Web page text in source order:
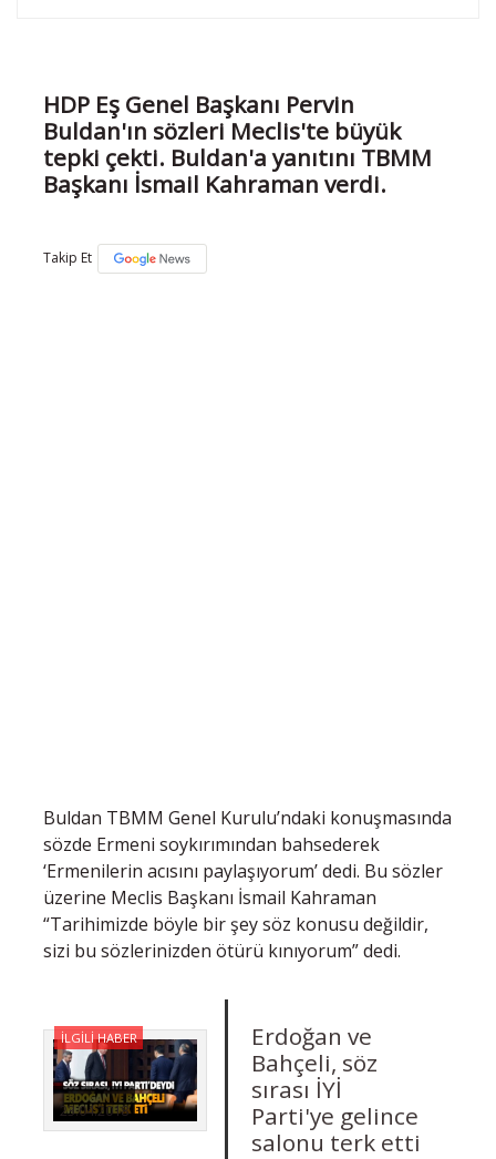
HDP Eş Genel Başkanı Pervin
Buldan'ın sözleri Meclis'te büyük
tepki çekti. Buldan'a yanıtını TBMM
Başkanı İsmail Kahraman verdi.
Takip Et
Buldan TBMM Genel Kurulu’ndaki konuşmasında
sözde Ermeni soykırımından bahsederek
‘Ermenilerin acısını paylaşıyorum’ dedi. Bu sözler
üzerine Meclis Başkanı İsmail Kahraman
“Tarihimizde böyle bir şey söz konusu değildir,
sizi bu sözlerinizden ötürü kınıyorum” dedi.
23.04.2018
Erdoğan ve
Bahçeli, söz
sırası İYİ
Parti'ye gelince
salonu terk etti
İLGİLİ HABER